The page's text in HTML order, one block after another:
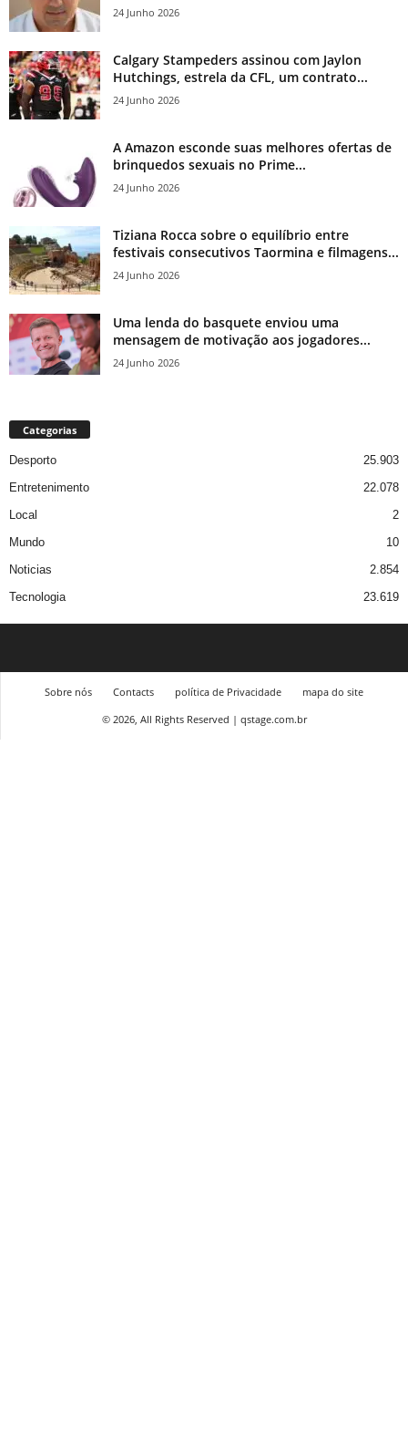
24 Junho 2026
Calgary Stampeders assinou com Jaylon
Hutchings, estrela da CFL, um contrato...
24 Junho 2026
A Amazon esconde suas melhores ofertas de
brinquedos sexuais no Prime...
24 Junho 2026
Tiziana Rocca sobre o equilíbrio entre
festivais consecutivos Taormina e filmagens...
24 Junho 2026
Uma lenda do basquete enviou uma
mensagem de motivação aos jogadores...
24 Junho 2026
Categorias
Desporto
25.903
Entretenimento
22.078
Local
2
Mundo
10
Noticias
2.854
Tecnologia
23.619
Sobre nós Contacts política de Privacidade
mapa do site
© 2026, All Rights Reserved | qstage.com.br